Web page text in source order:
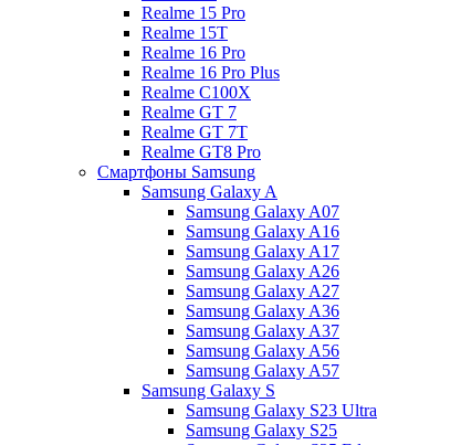
Realme 15 Pro
Realme 15T
Realme 16 Pro
Realme 16 Pro Plus
Realme C100X
Realme GT 7
Realme GT 7T
Realme GT8 Pro
Смартфоны Samsung
Samsung Galaxy A
Samsung Galaxy A07
Samsung Galaxy A16
Samsung Galaxy A17
Samsung Galaxy A26
Samsung Galaxy A27
Samsung Galaxy A36
Samsung Galaxy A37
Samsung Galaxy A56
Samsung Galaxy A57
Samsung Galaxy S
Samsung Galaxy S23 Ultra
Samsung Galaxy S25